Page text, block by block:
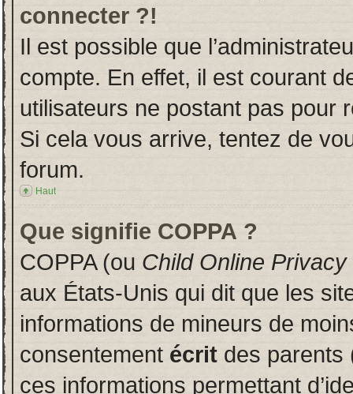
connecter ?!
Il est possible que
compte. En effet, il est courant
utilisateurs ne postant pas pour
Si cela vous arrive, tentez de
forum.
Haut
Que signifie COPPA ?
COPPA (ou Child Online
aux États-Unis qui dit que les
informations de mineurs de
consentement écrit des parents
ces informations permettant